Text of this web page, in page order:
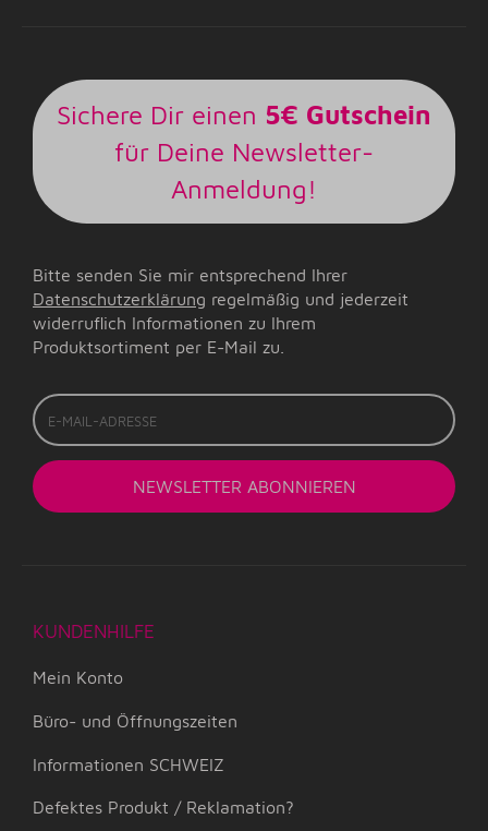
Sichere Dir einen 5€ Gutschein
für Deine Newsletter-
Anmeldung!
Bitte senden Sie mir entsprechend Ihrer
Datenschutzerklärung regelmäßig und jederzeit
widerruflich Informationen zu Ihrem
Produktsortiment per E-Mail zu.
E-
Mail-
Adresse
NEWSLETTER ABONNIEREN
KUNDENHILFE
Mein Konto
Büro- und Öffnungszeiten
Informationen SCHWEIZ
Defektes Produkt / Reklamation?